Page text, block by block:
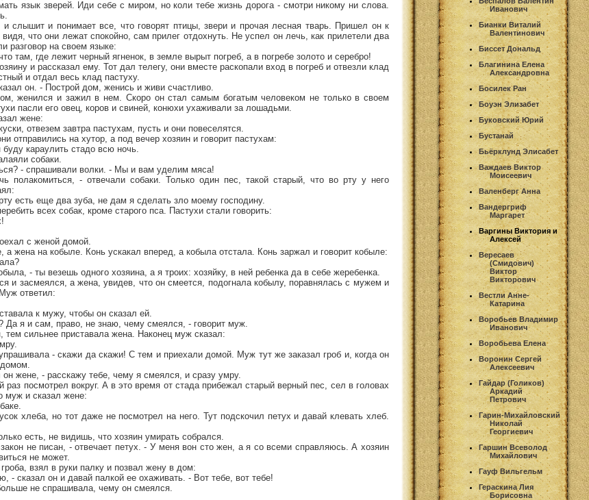
язык зверей. Иди себе с миром, но коли тебе жизнь дорога - смотри никому ни слова.
слышит и понимает все, что говорят птицы, звери и прочая лесная тварь. Пришел он к
что они лежат спокойно, сам прилег отдохнуть. Не успел он лечь, как прилетели два
разговор на своем языке:
там, где лежит черный ягненок, в земле вырыт погреб, а в погребе золото и серебро!
и рассказал ему. Тот дал телегу, они вместе раскопали вход в погреб и отвезли клад
и отдал весь клад пастуху.
он. - Построй дом, женись и живи счастливо.
женился и зажил в нем. Скоро он стал самым богатым человеком не только в своем
пасли его овец, коров и свиней, конюхи ухаживали за лошадьми.
жене:
отвезем завтра пастухам, пусть и они повеселятся.
отправились на хутор, а под вечер хозяин и говорит пастухам:
караулить стадо всю ночь.
собаки.
- спрашивали волки. - Мы и вам уделим мяса!
полакомиться, - отвечали собаки. Только один пес, такой старый, что во рту у него
есть еще два зуба, не дам я сделать зло моему господину.
всех собак, кроме старого пса. Пастухи стали говорить:
с женой домой.
жена на кобыле. Конь ускакал вперед, а кобыла отстала. Конь заржал и говорит кобыле:
- ты везешь одного хозяина, а я троих: хозяйку, в ней ребенка да в себе жеребенка.
и засмеялся, а жена, увидев, что он смеется, подогнала кобылу, поравнялась с мужем и
ответил:
к мужу, чтобы он сказал ей.
Да я и сам, право, не знаю, чему смеялся, - говорит муж.
тем сильнее приставала жена. Наконец муж сказал:
- скажи да скажи! С тем и приехали домой. Муж тут же заказал гроб и, когда он
он жене, - расскажу тебе, чему я смеялся, и сразу умру.
раз посмотрел вокруг. А в это время от стада прибежал старый верный пес, сел в головах
муж и сказал жене:
хлеба, но тот даже не посмотрел на него. Тут подскочил петух и давай клевать хлеб.
есть, не видишь, что хозяин умирать собрался.
не писан, - отвечает петух. - У меня вон сто жен, а я со всеми справляюсь. А хозяин
не может.
взял в руки палку и позвал жену в дом:
- сказал он и давай палкой ее охаживать. - Вот тебе, вот тебе!
не спрашивала, чему он смеялся.
Иванович
Бианки Виталий
Валентинович
Биссет Дональд
Благинина Елена
Александровна
Босилек Ран
Боуэн Элизабет
Буковский Юрий
Бустанай
Бьёрклунд Элисабет
Важдаев Виктор
Моисеевич
Валенберг Анна
Вандергриф
Маргарет
Варгины Виктория и
Алексей
Вересаев
(Смидович)
Виктор
Викторович
Вестли Анне-
Катарина
Воробьев Владимир
Иванович
Воробьева Елена
Воронин Сергей
Алексеевич
Гайдар (Голиков)
Аркадий
Петрович
Гарин-Михайловский
Николай
Георгиевич
Гаршин Всеволод
Михайлович
Гауф Вильгельм
Гераскина Лия
Борисовна